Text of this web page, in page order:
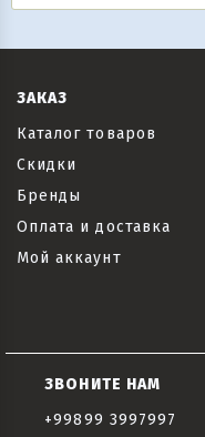
ЗАКАЗ
Каталог товаров
Скидки
Бренды
Оплата и доставка
Мой аккаунт
ЗВОНИТЕ НАМ
+99899 3997997